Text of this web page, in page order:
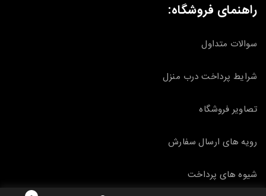
راهنمای فروشگاه:
سوالات متداول
شرایط پرداخت درب منزل
تصاویر فروشگاه
رویه های ارسال سفارش
شیوه های پرداخت